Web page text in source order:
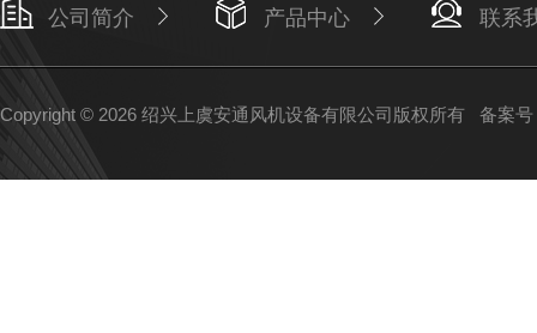
公司简介 产品中心 联系
Copyright © 2026 绍兴上虞安通风机设备有限公司版权所有 备案号